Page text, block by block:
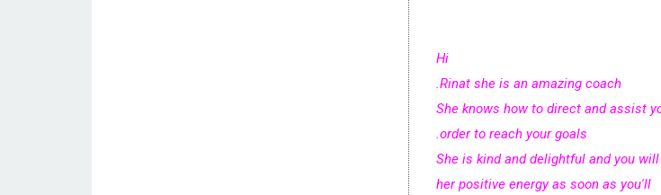
Hi
Rinat she is an amazing coach.
She knows how to direct and assist
order to reach your goals.
She is kind and delightful and you
her positive energy as soon as you'll